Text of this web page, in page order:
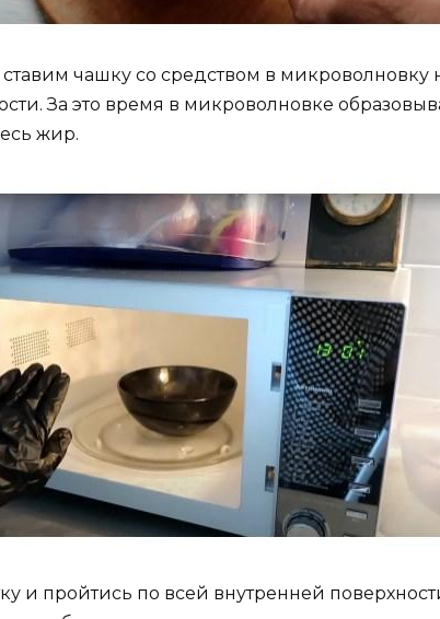
чашку со средством в микроволновку
За это время в микроволновке
жир.
и пройтись по всей внутренней